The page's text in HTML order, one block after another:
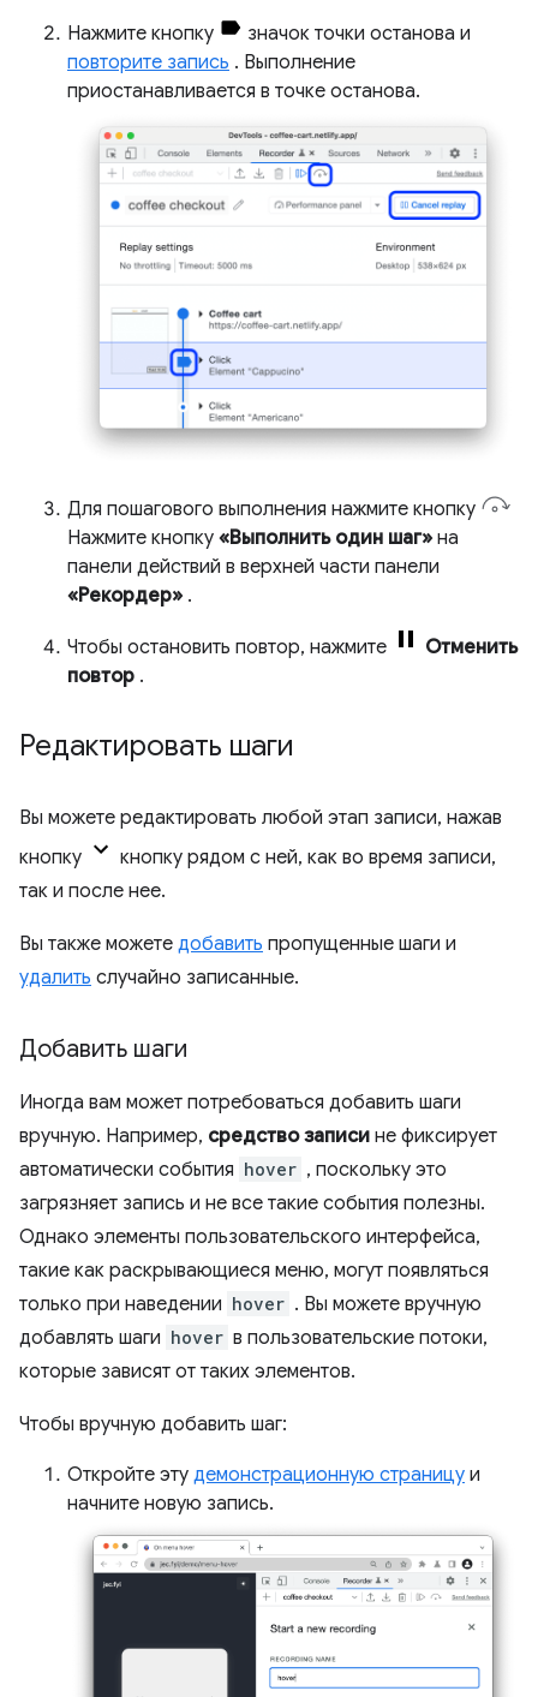
Нажмите кнопку
значок точки останова и
повторите запись . Выполнение
приостанавливается в точке останова.
Для пошагового выполнения нажмите кнопку
Нажмите кнопку «Выполнить один шаг» на
панели действий в верхней части панели
«Рекордер» .
Чтобы остановить повтор, нажмите
Отменить
повтор .
Редактировать шаги
Вы можете редактировать любой этап записи, нажав
кнопку
кнопку рядом с ней, как во время записи,
так и после нее.
Вы также можете добавить пропущенные шаги и
удалить случайно записанные.
Добавить шаги
Иногда вам может потребоваться добавить шаги
вручную. Например, средство записи не фиксирует
автоматически события hover , поскольку это
загрязняет запись и не все такие события полезны.
Однако элементы пользовательского интерфейса,
такие как раскрывающиеся меню, могут появляться
только при наведении hover . Вы можете вручную
добавлять шаги hover в пользовательские потоки,
которые зависят от таких элементов.
Чтобы вручную добавить шаг:
Откройте эту демонстрационную страницу и
начните новую запись.